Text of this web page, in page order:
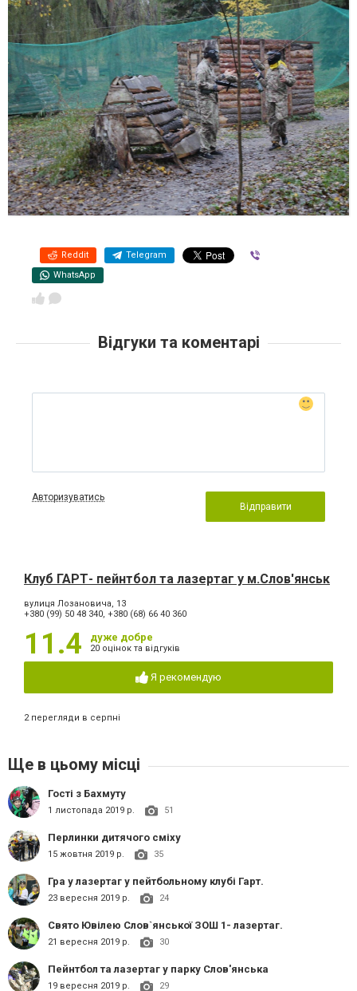
Reddit Telegram
WhatsApp
Відгуки та коментарі
Авторизуватись
Відправити
Клуб ГАРТ- пейнтбол та лазертаг у м.Слов'янськ
вулиця Лозановича, 13
+380 (99) 50 48 340, +380 (68) 66 40 360
11.4 дуже добре
20 оцінок та відгуків
Я рекомендую
2 перегляди в серпні
Ще в цьому місці
Гості з Бахмуту
1 листопада 2019 р. 51
Перлинки дитячого сміху
15 жовтня 2019 р. 35
Гра у лазертаг у пейтбольному клубі Гарт.
23 вересня 2019 р. 24
Свято Ювілею Слов`янської ЗОШ 1- лазертаг.
21 вересня 2019 р. 30
Пейнтбол та лазертаг у парку Слов'янська
19 вересня 2019 р. 29